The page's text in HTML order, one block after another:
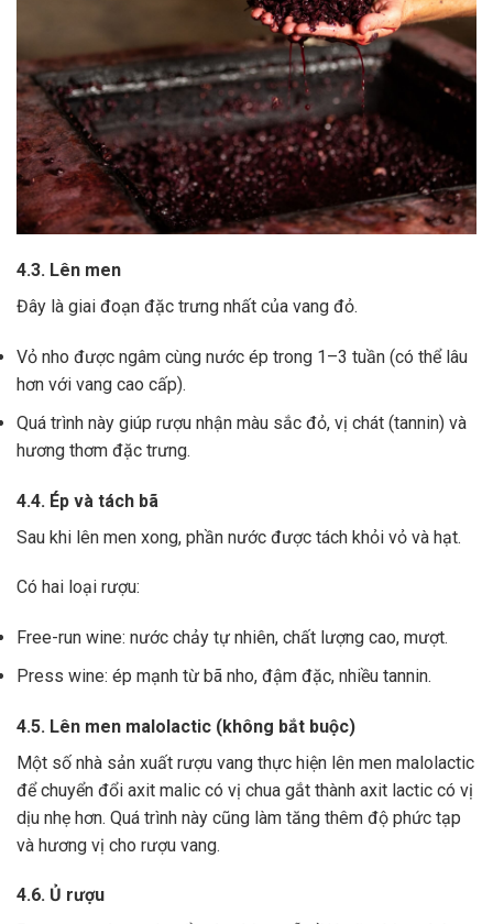
4.3. Lên men
Đây là giai đoạn đặc trưng nhất của vang đỏ.
Vỏ nho được ngâm cùng nước ép trong 1–3 tuần (có thể lâu
hơn với vang cao cấp).
Quá trình này giúp rượu nhận màu sắc đỏ, vị chát (tannin) và
hương thơm đặc trưng.
4.4. Ép và tách bã
Sau khi lên men xong, phần nước được tách khỏi vỏ và hạt.
Có hai loại rượu:
Free-run wine: nước chảy tự nhiên, chất lượng cao, mượt.
Press wine: ép mạnh từ bã nho, đậm đặc, nhiều tannin.
4.5. Lên men malolactic (không bắt buộc)
Một số nhà sản xuất rượu vang thực hiện lên men malolactic
để chuyển đổi axit malic có vị chua gắt thành axit lactic có vị
dịu nhẹ hơn. Quá trình này cũng làm tăng thêm độ phức tạp
và hương vị cho rượu vang.
4.6. Ủ rượu